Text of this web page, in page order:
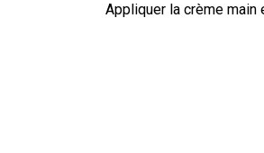
Appliquer la crème